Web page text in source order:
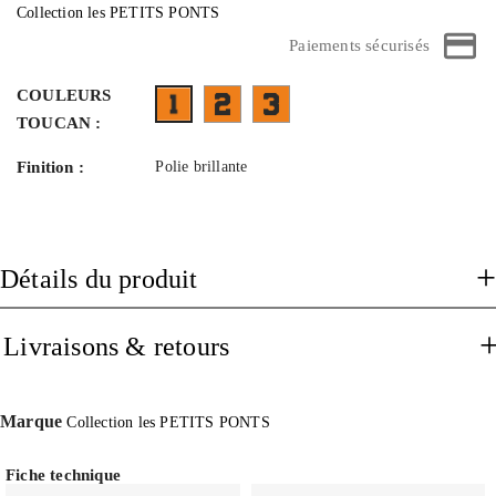
Collection les PETITS PONTS
Paiements sécurisés
COULEURS
TOUCAN :
F01EBA05- face ecaille clair branches bordeau
FT05BA01- face rouge transparent
Finition : Polie brillante
Détails du produit
Livraisons & retours
Marque Collection les PETITS PONTS
Fiche technique